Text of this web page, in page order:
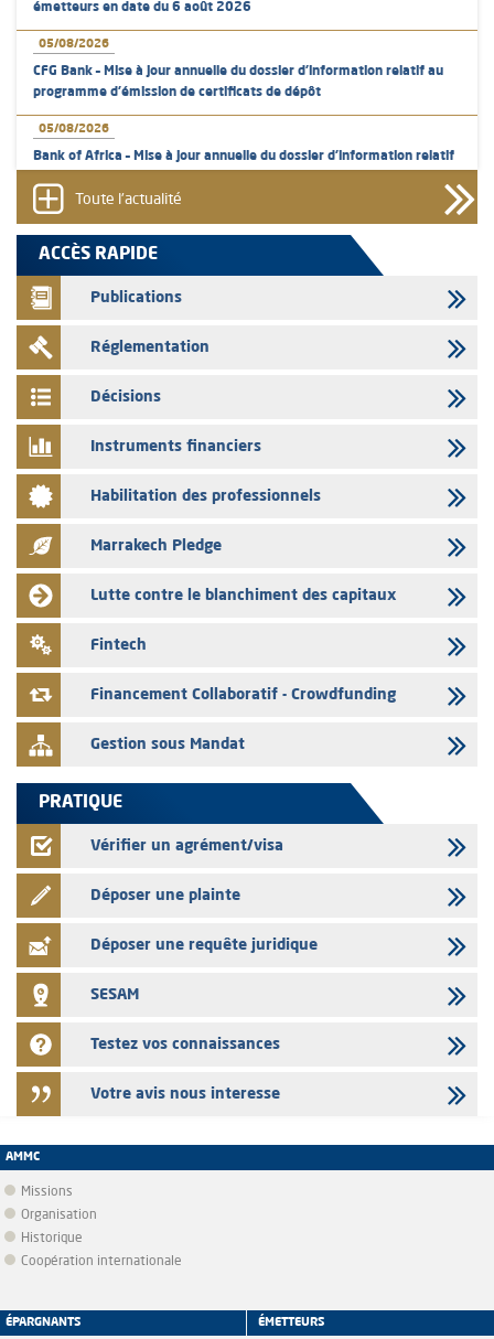
émetteurs en date du 6 août 2026
05/08/2026
CFG Bank – Mise à jour annuelle du dossier d’information relatif au
programme d'émission de certificats de dépôt
05/08/2026
Bank of Africa – Mise à jour annuelle du dossier d’information relatif
05/08/2026
L’AMMC met sur son site internet les publications réalisées par les
émetteurs en date du 5 août 2026
04/08/2026
L’AMMC met sur son site internet les publications réalisées par les
émetteurs en date du 4 août 2026
Saham Bank – Mise à jour annuelle du dossier d’information relatif au
03/08/2026
L’AMMC met sur son site internet les publications réalisées par les
émetteurs en date du 3 août 2026
03/08/2026
Liste des agréments et visas d'OPCVM accordés par l'AMMC pour le
mois de juillet 2026
03/08/2026
L' AMMC publie les indicateurs mensuels du marché des capitaux pour
le mois de Juin 2026
Toute l'actualité
ACCÈS RAPIDE
Publications
Réglementation
Décisions
Instruments financiers
Habilitation des professionnels
Marrakech Pledge
Lutte contre le blanchiment des capitaux
Fintech
Financement Collaboratif - Crowdfunding
Gestion sous Mandat
PRATIQUE
Vérifier un agrément/visa
Déposer une plainte
Déposer une requête juridique
SESAM
Testez vos connaissances
Votre avis nous interesse
AMMC
Missions
Organisation
Historique
Coopération internationale
ÉPARGNANTS ÉMETTEURS